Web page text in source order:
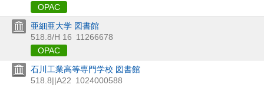
OPAC
亜細亜大学 図書館
518.8/H 16 11266678
OPAC
石川工業高等専門学校 図書館
518.8||A22 1024000588